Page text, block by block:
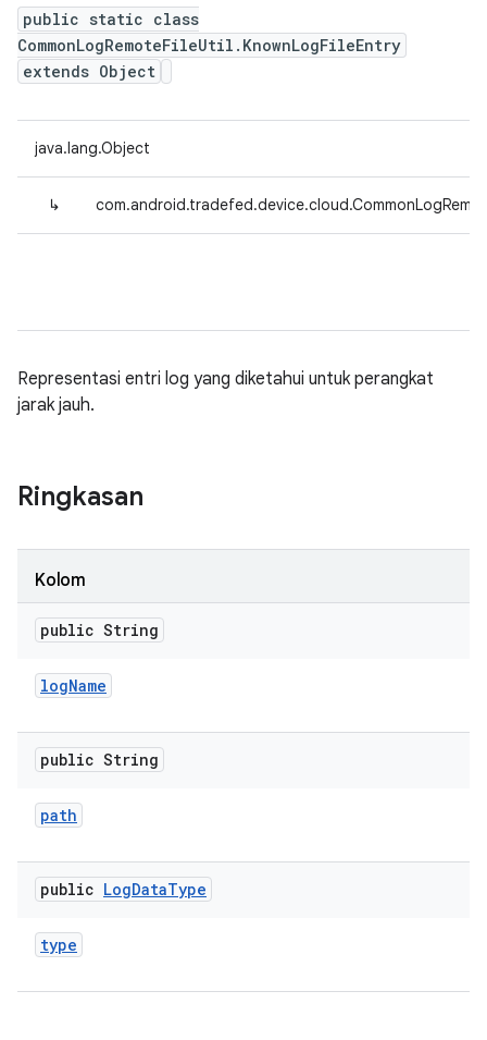
public static class
CommonLogRemoteFileUtil.KnownLogFileEntry
extends Object
java.lang.Object
↳
Representasi entri log yang diketahui untuk perangkat
jarak jauh.
Ringkasan
Kolom
public String
logName
public String
path
public LogDataType
type